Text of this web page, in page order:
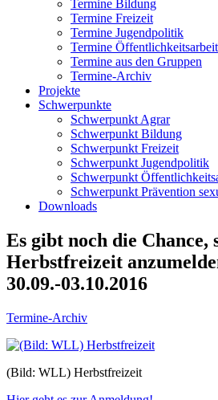
Termine Bildung
Termine Freizeit
Termine Jugendpolitik
Termine Öffentlichkeitsarbeit
Termine aus den Gruppen
Termine-Archiv
Projekte
Schwerpunkte
Schwerpunkt Agrar
Schwerpunkt Bildung
Schwerpunkt Freizeit
Schwerpunkt Jugendpolitik
Schwerpunkt
Schwerpunkt Prävention
Downloads
Es gibt noch die Chance,
Herbstfreizeit
30.09.-03.10.2016
Termine-Archiv
(Bild: WLL) Herbstfreizeit